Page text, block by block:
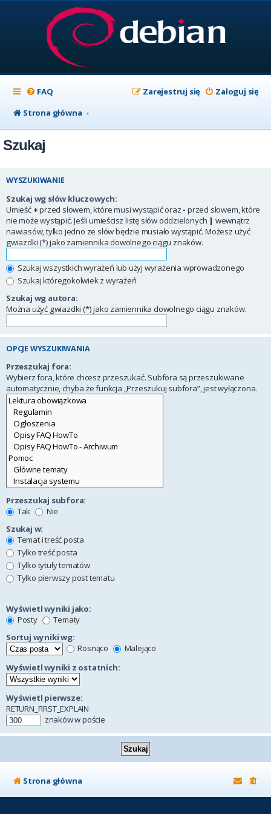
FAQ Zaloguj się
Zarejestruj się
Strona główna
Szukaj
WYSZUKIWANIE
Szukaj wg słów kluczowych:
Umieść +przed słowem, które musi wystąpić oraz - przed słowem, które
nie może wystąpić. Jeśli umieścisz listę słów oddzielonych | wewnątrz
nawiasów, tylko jedno ze słów będzie musiało wystąpić. Możesz użyć
gwiazdki (*) jako zamiennika dowolnego ciągu znaków.
Szukaj wszystkich wyrażeń lub użyj wyrażenia wprowadzonego
Szukaj któregokolwiek z wyrażeń
Szukaj wg autora:
Można użyć gwiazdki (*) jako zamiennika dowolnego ciągu znaków.
OPCJE WYSZUKIWANIA
Przeszukaj fora:
Wybierz fora, które chcesz przeszukać. Subfora są przeszukiwane
automatycznie, chyba że funkcja „Przeszukuj subfora”, jest wyłączona.
Przeszukaj subfora:
Tak
Nie
Szukaj w:
Temat i treść posta
Tylko treść posta
Tylko tytuły tematów
Tylko pierwszy post tematu
Wyświetl wyniki jako:
Posty
Tematy
Sortuj wyniki wg:
Rosnąco
Malejąco
Wyświetl wyniki z ostatnich:
Wyświetl pierwsze:
RETURN_FIRST_EXPLAIN
znaków w poście
Strona główna